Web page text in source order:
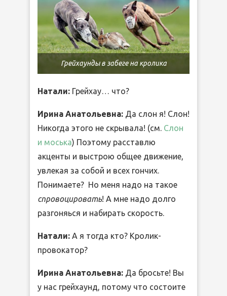
Грейхаунды в забеге на кролика
Натали: Грейхау… что?
Ирина Анатольевна: Да слон я! Слон!
Никогда этого не скрывала! (см. Слон
и моська) Поэтому расставлю
акценты и выстрою общее движение,
увлекая за собой и всех гончих.
Понимаете? Но меня надо на такое
спровоцировать! А мне надо долго
разгоняься и набирать скорость.
Натали: А я тогда кто? Кролик-
провокатор?
Ирина Анатольевна: Да бросьте! Вы
у нас грейхаунд, потому что состоите